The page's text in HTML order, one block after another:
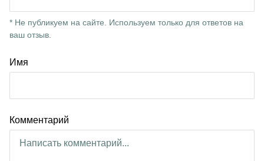
* Не публикуем на сайте. Используем только для ответов на
ваш отзыв.
Имя
Комментарий